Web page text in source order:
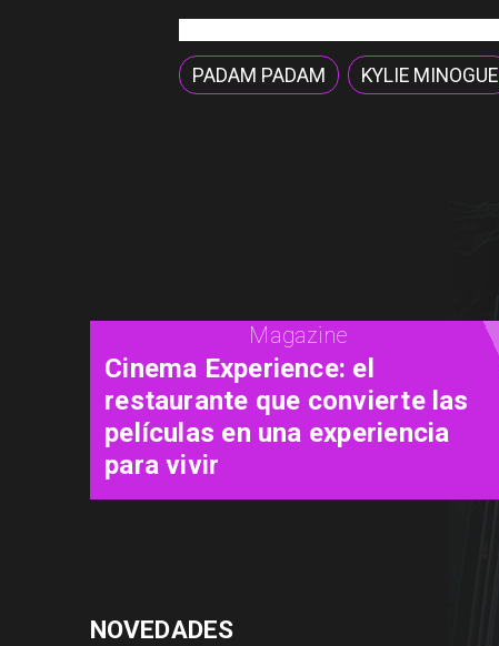
PADAM PADAM KYLIE MINOGUE
Magazine
Concurso de Acuarela Hardy
Wistuba 2026 abre
convocatoria con premio de
USD 3.000
NOVEDADES